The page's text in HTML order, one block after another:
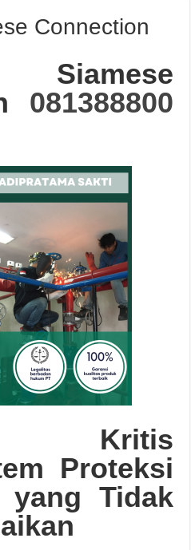
Connection
Siamese
081388800
Kritis
Proteksi
yang Tidak